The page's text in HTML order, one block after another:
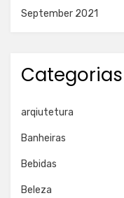
September 2021
Categorias
arqiutetura
Banheiras
Bebidas
Beleza